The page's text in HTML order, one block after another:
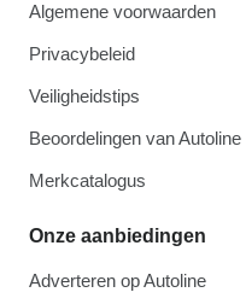
Algemene voorwaarden
Privacybeleid
Veiligheidstips
Beoordelingen van Autoline
Merkcatalogus
Onze aanbiedingen
Adverteren op Autoline